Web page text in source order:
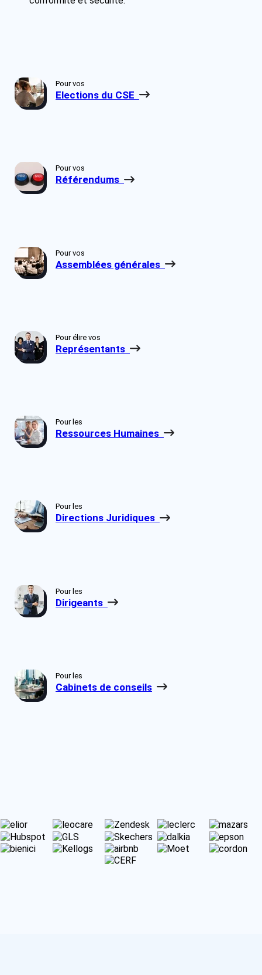
Pour vos
Elections du CSE
Pour vos
Référendums
Pour vos
Assemblées générales
Pour élire vos
Représentants
Pour les
Ressources Humaines
Pour les
Directions Juridiques
Pour les
Dirigeants
Pour les
Cabinets de conseils